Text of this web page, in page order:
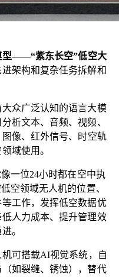
型——“紫东长空”低空大
架构和复杂任务拆解和
众广泛认知的语言大模
析文本、音频、视频、
像、红外信号、时空轨
域使用。
一位24小时都在空中执
空领域无人机的位置、
工作，发挥低空数据优
人力成本、提升管理效
。
可搭载AI视觉系统，自
如裂缝、锈蚀），替代